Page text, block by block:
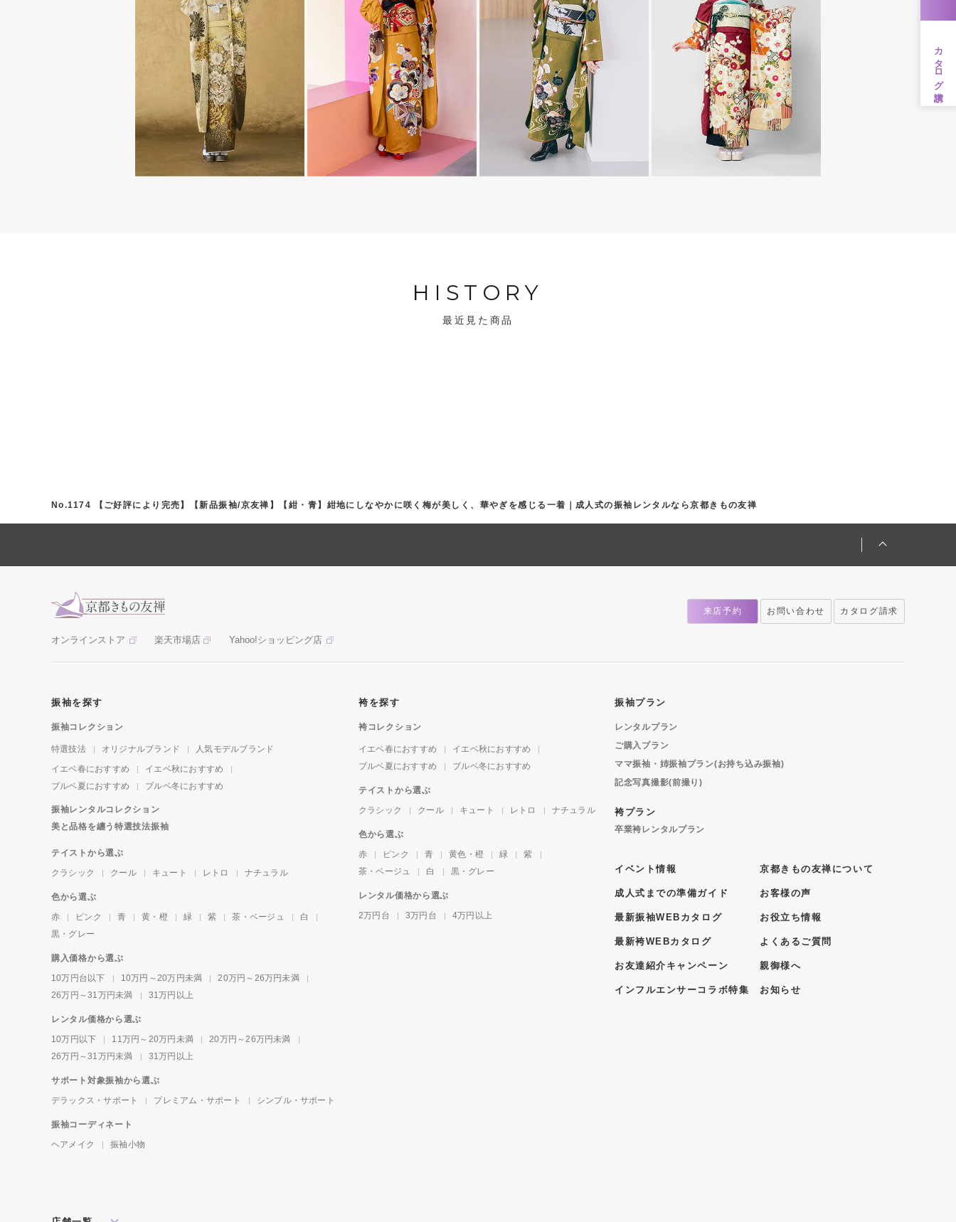
HISTORY
最近見た商品
No.1174 【ご好評により完売】【新品振袖/京友禅】【紺・青】紺地にしなやかに咲く梅が美しく、華やぎを感じる一着｜成人式の振袖レンタルなら京都きもの友禅
カタログ請求
オンラインストア 楽天市場店 Yahoo!ショッピング店
来店予約 お問い合わせ カタログ請求
振袖を探す
振袖コレクション
特選技法 オリジナルブランド
人気モデルブランド
イエベ春におすすめ
イエベ秋におすすめ
ブルベ夏におすすめ
ブルベ冬におすすめ
振袖レンタルコレクション
美と品格を纏う特選技法振袖
テイストから選ぶ
クラシック
クール キュート レトロ ナチュラル
色から選ぶ
赤
ピンク 青 黄・橙 緑 紫 茶・ベージュ
白
黒・グレー
購入価格から選ぶ
10万円台以下
10万円～20万円未満
20万円～26万円未満
26万円～31万円未満
31万円以上
レンタル価格から選ぶ
10万円以下
11万円～20万円未満
20万円～26万円未満
26万円～31万円未満
31万円以上
サポート対象振袖から選ぶ
デラックス・サポート
プレミアム・サポート シンプル・サポート
振袖コーディネート
ヘアメイク
振袖小物
袴を探す
袴コレクション
イエベ春におすすめ
イエベ秋におすすめ
ブルベ夏におすすめ
ブルベ冬におすすめ
テイストから選ぶ
クラシック
クール キュート レトロ ナチュラル
色から選ぶ
赤
ピンク 青 黄色・橙 緑
紫
茶・ベージュ
白 黒・グレー
レンタル価格から選ぶ
2万円台
3万円台 4万円以上
振袖プラン
レンタルプラン
ご購入プラン
ママ振袖・姉振袖プラン(お持ち込み振袖)
記念写真撮影(前撮り)
袴プラン
卒業袴レンタルプラン
イベント情報
成人式までの準備ガイド
最新振袖WEBカタログ
最新袴WEBカタログ
お友達紹介キャンペーン
インフルエンサーコラボ特集
京都きもの友禅について
お客様の声
お役立ち情報
よくあるご質問
親御様へ
お知らせ